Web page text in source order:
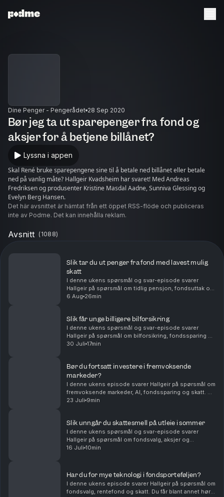
Dine Penger - Pengerådet 28 Sep 2020
Bør jeg ta ut sparepenger fra fond og
aksjer for å betjene billånet?
Lyssna i appen
Skal René bruke sparepengene sine til å betale ned billånet eller betale
ned på vanlig måte? Hallgeir Kvadsheim har svaret! Med Andreas
Fredriksen og produsenter Kristine Masdal Aadne, Sunniva Glessing og
Evelyn Berg Hansen.
Det här avsnittet är hämtat från ett öppet RSS-flöde och publiceras
inte av Podme. Det kan innehålla reklam.
Avsnitt (1088)
Slik tar du ut penger fra fond med lavest mulig
skatt
I denne ukens spørsmål og svar-episode svarer
Hallgeir på spørsmål om tidlig pensjon, fondsuttak og
langsiktig sparing. Du får blant annet høre om: Hvor
6 Aug 26min
Slik får unge billigere bilforsikring
I denne ukens spørsmål og svar-episode svarer
Hallgeir på spørsmål om bilforsikring, fondssparing og
familieøkonomi. Du får blant annet høre om: Hvordan
30 Juli 17min
Bør du fortsatt investere i fremvoksende
markeder?
I denne ukens episode svarer Hallgeir på spørsmål om
fremvoksende markeder, AI, fondssparing og skatt. Du
får blant annet høre om: • Hvorfor fremvoksende
23 Juli 9min
Slik unngår du skattesmell på utleie i sommer
I denne ukens spørsmål og svar-episode svarer
Hallgeir på spørsmål om fondsvalg, aksjer og
skatteregler for utleie. Du får blant annet høre om: •
16 Juli 10min
Har du for mye teknologi i fondsporteføljen?
I denne ukens episode svarer Hallgeir på spørsmål om
fondsvalg, rentefond og skatt. Du får blant annet høre